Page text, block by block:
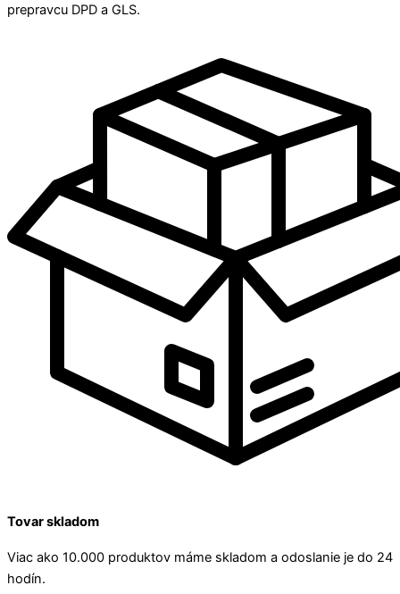
prepravcu DPD a GLS.
Tovar skladom
Viac ako 10.000 produktov máme skladom a odoslanie je do 24
hodín.